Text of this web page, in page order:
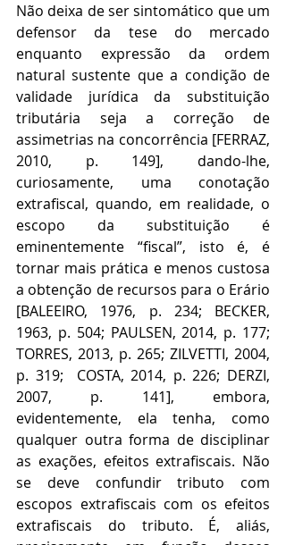
Não deixa de ser sintomático que um
defensor da tese do mercado
enquanto expressão da ordem
natural sustente que a condição de
validade jurídica da substituição
tributária seja a correção de
assimetrias na concorrência [FERRAZ,
2010, p. 149], dando-lhe,
curiosamente, uma conotação
extrafiscal, quando, em realidade, o
escopo da substituição é
eminentemente “fiscal”, isto é, é
tornar mais prática e menos custosa
a obtenção de recursos para o Erário
[BALEEIRO, 1976, p. 234; BECKER,
1963, p. 504; PAULSEN, 2014, p. 177;
TORRES, 2013, p. 265; ZILVETTI, 2004,
p. 319;  COSTA, 2014, p. 226; DERZI,
2007, p. 141], embora,
evidentemente, ela tenha, como
qualquer outra forma de disciplinar
as exações, efeitos extrafiscais. Não
se deve confundir tributo com
escopos extrafiscais com os efeitos
extrafiscais do tributo. É, aliás,